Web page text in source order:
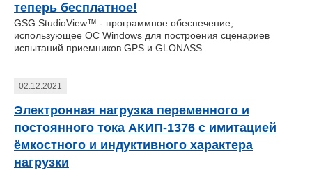
теперь бесплатное!
GSG StudioView™ - программное обеспечение,
использующее ОС Windows для построения сценариев
испытаний приемников GPS и GLONASS.
02.12.2021
Электронная нагрузка переменного и
постоянного тока АКИП-1376 с имитацией
ёмкостного и индуктивного характера
нагрузки